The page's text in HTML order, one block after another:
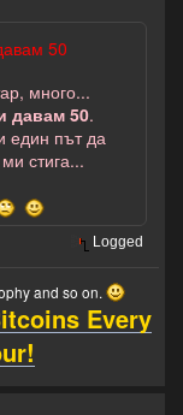
50
много...
давам 50.
един път да
стига...
Logged
and so on.
Every